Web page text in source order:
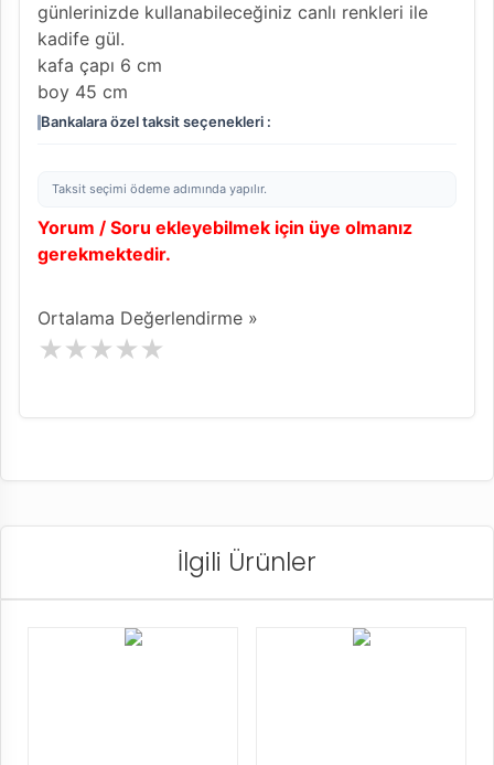
günlerinizde kullanabileceğiniz canlı renkleri ile
kadife gül.
kafa çapı 6 cm
boy 45 cm
Bankalara özel taksit seçenekleri :
Taksit seçimi ödeme adımında yapılır.
Yorum / Soru ekleyebilmek için üye olmanız
gerekmektedir.
Ortalama Değerlendirme »
İlgili Ürünler